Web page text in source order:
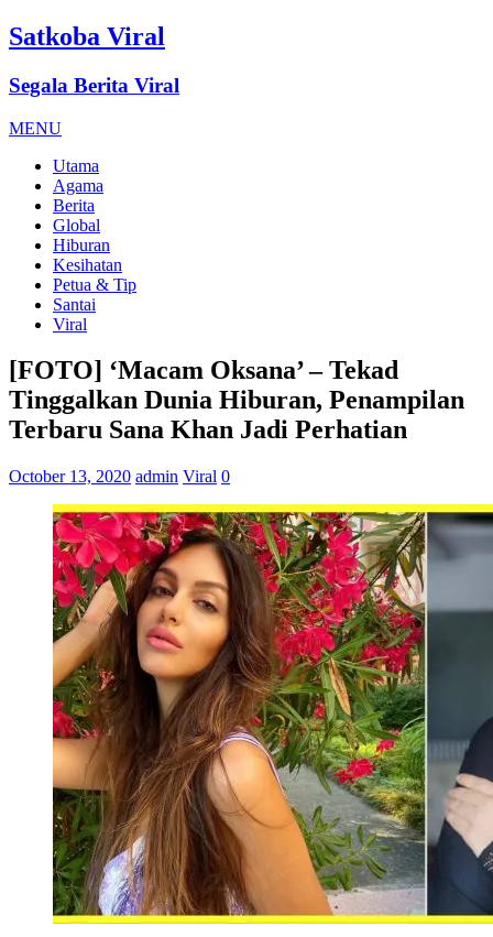
Satkoba Viral
Segala Berita Viral
MENU
Utama
Agama
Berita
Global
Hiburan
Kesihatan
Petua & Tip
Santai
Viral
[FOTO] ‘Macam Oksana’ – Tekad
Tinggalkan Dunia Hiburan, Penampilan
Terbaru Sana Khan Jadi Perhatian
October 13, 2020 admin Viral 0